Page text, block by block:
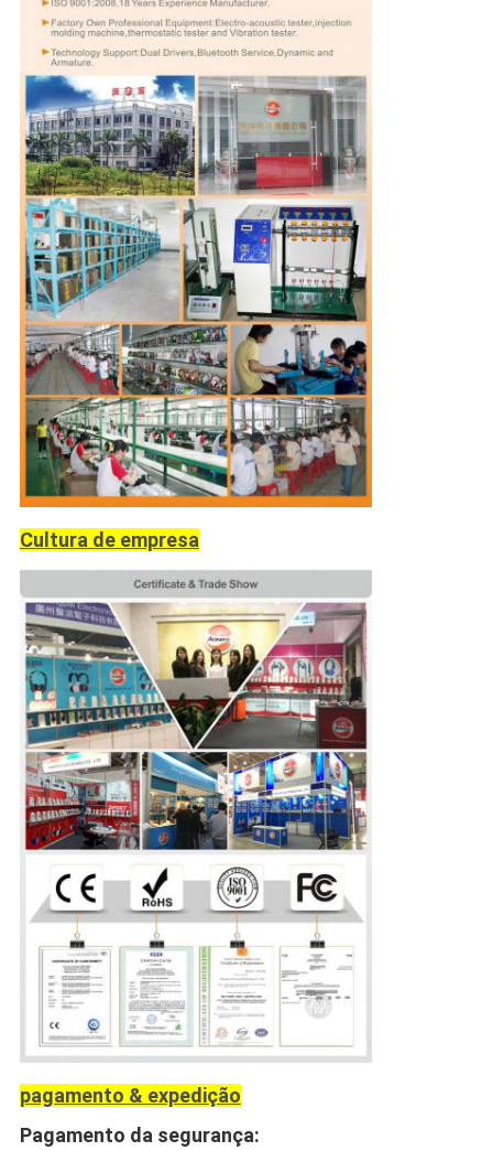
Cultura de empresa
pagamento & expedição
Pagamento da segurança: